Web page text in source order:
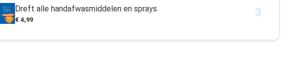
Dreft alle handafwasmiddelen en sprays
€ 4,99